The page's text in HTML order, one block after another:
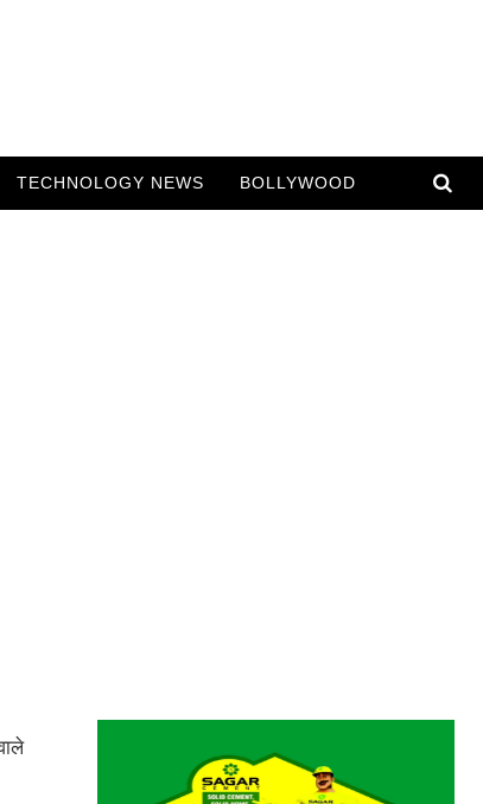
TECHNOLOGY NEWS BOLLYWOOD